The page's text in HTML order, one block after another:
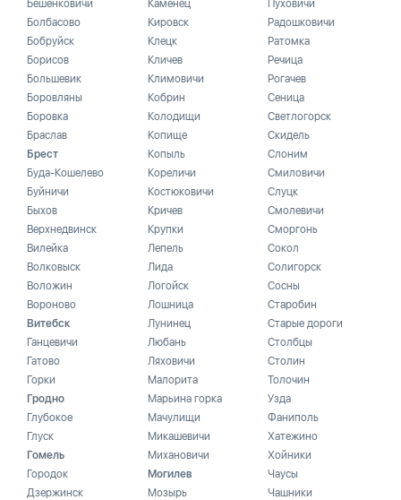
Бешенковичи
Болбасово
Бобруйск
Борисов
Большевик
Боровляны
Боровка
Браслав
Брест
Буда-Кошелево
Буйничи
Быхов
Верхнедвинск
Вилейка
Волковыск
Воложин
Вороново
Витебск
Ганцевичи
Гатово
Горки
Гродно
Глубокое
Глуск
Гомель
Городок
Дзержинск
Каменец
Кировск
Клецк
Кличев
Климовичи
Кобрин
Колодищи
Копище
Копыль
Кореличи
Костюковичи
Кричев
Крупки
Лепель
Лида
Логойск
Лошница
Лунинец
Любань
Ляховичи
Малорита
Марьина горка
Мачулищи
Микашевичи
Михановичи
Могилев
Мозырь
Пуховичи
Радошковичи
Ратомка
Речица
Рогачев
Сеница
Светлогорск
Скидель
Слоним
Смиловичи
Слуцк
Смолевичи
Сморгонь
Сокол
Солигорск
Сосны
Старобин
Старые дороги
Столбцы
Столин
Толочин
Узда
Фаниполь
Хатежино
Хойники
Чаусы
Чашники